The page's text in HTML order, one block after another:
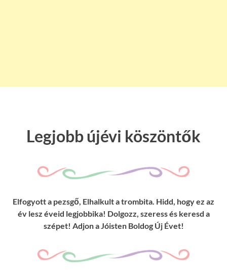
Legjobb újévi köszöntők
Elfogyott a pezsgő, Elhalkult a trombita. Hidd, hogy ez az
év lesz éveid legjobbika! Dolgozz, szeress és keresd a
szépet! Adjon a Jóisten Boldog Új Évet!